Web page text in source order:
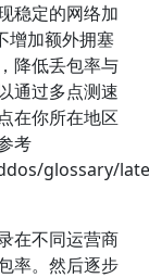
稳定的网络加
增加额外拥塞
降低丢包率与
通过多点测速
在你所在地区
考
glossary/
在不同运营商
率。然后逐步